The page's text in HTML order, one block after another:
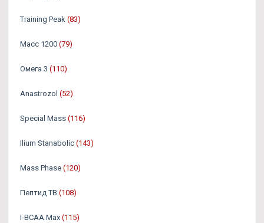
Training Peak (83)
Масс 1200 (79)
Омега 3 (110)
Аnastrozol (52)
Special Mass (116)
Ilium Stanabolic (143)
Mass Phase (120)
Пептид TB (108)
I-BCAA Max (115)